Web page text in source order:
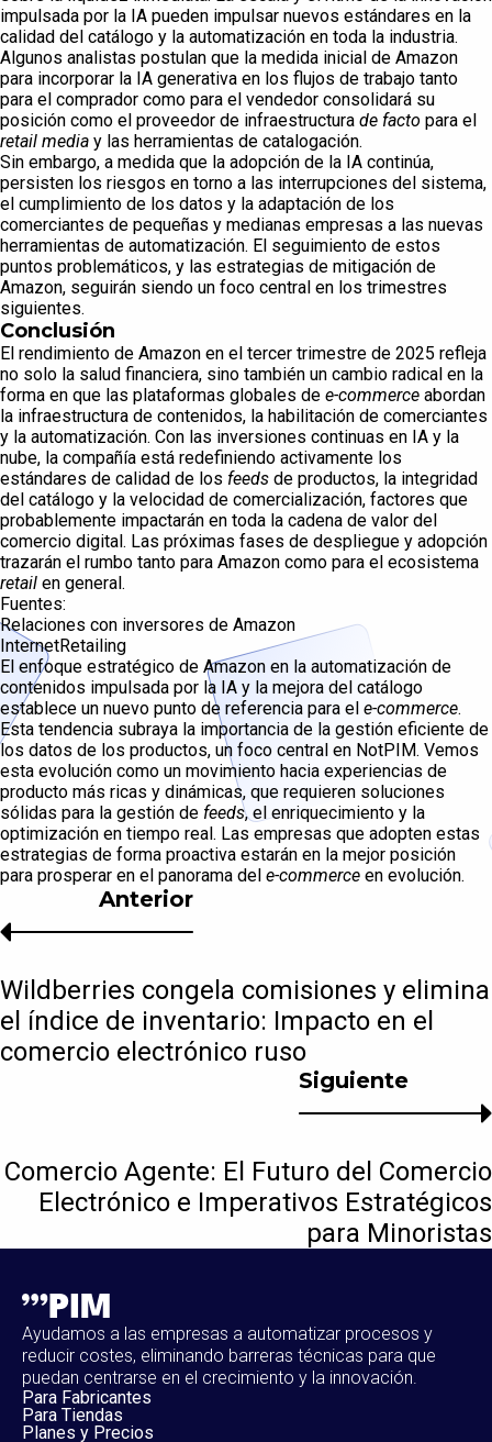
impulsada por la IA pueden impulsar nuevos estándares en la
calidad del catálogo y la automatización en toda la industria.
Algunos analistas postulan que la medida inicial de Amazon
para incorporar la IA generativa en los flujos de trabajo tanto
para el comprador como para el vendedor consolidará su
posición como el proveedor de infraestructura de facto para el
retail media y las herramientas de catalogación.
Sin embargo, a medida que la adopción de la IA continúa,
persisten los riesgos en torno a las interrupciones del sistema,
el cumplimiento de los datos y la adaptación de los
comerciantes de pequeñas y medianas empresas a las nuevas
herramientas de automatización. El seguimiento de estos
puntos problemáticos, y las estrategias de mitigación de
Amazon, seguirán siendo un foco central en los trimestres
siguientes.
Conclusión
El rendimiento de Amazon en el tercer trimestre de 2025 refleja
no solo la salud financiera, sino también un cambio radical en la
forma en que las plataformas globales de e-commerce abordan
la infraestructura de contenidos, la habilitación de comerciantes
y la automatización. Con las inversiones continuas en IA y la
nube, la compañía está redefiniendo activamente los
estándares de calidad de los feeds de productos, la integridad
del catálogo y la velocidad de comercialización, factores que
probablemente impactarán en toda la cadena de valor del
comercio digital. Las próximas fases de despliegue y adopción
trazarán el rumbo tanto para Amazon como para el ecosistema
retail en general.
Fuentes:
Relaciones con inversores de Amazon
InternetRetailing
El enfoque estratégico de Amazon en la automatización de
contenidos impulsada por la IA y la mejora del catálogo
establece un nuevo punto de referencia para el e-commerce.
Esta tendencia subraya la importancia de la gestión eficiente de
los datos de los productos, un foco central en NotPIM. Vemos
esta evolución como un movimiento hacia experiencias de
producto más ricas y dinámicas, que requieren soluciones
sólidas para la gestión de feeds, el enriquecimiento y la
optimización en tiempo real. Las empresas que adopten estas
estrategias de forma proactiva estarán en la mejor posición
para prosperar en el panorama del e-commerce en evolución.
Siguiente
Comercio Agente: El Futuro del Comercio
Electrónico e Imperativos Estratégicos
para Minoristas
Anterior
Wildberries congela comisiones y elimina
el índice de inventario: Impacto en el
comercio electrónico ruso
Ayudamos a las empresas a automatizar procesos y
reducir costes, eliminando barreras técnicas para que
puedan centrarse en el crecimiento y la innovación.
Para Fabricantes
Para Tiendas
Planes y Precios